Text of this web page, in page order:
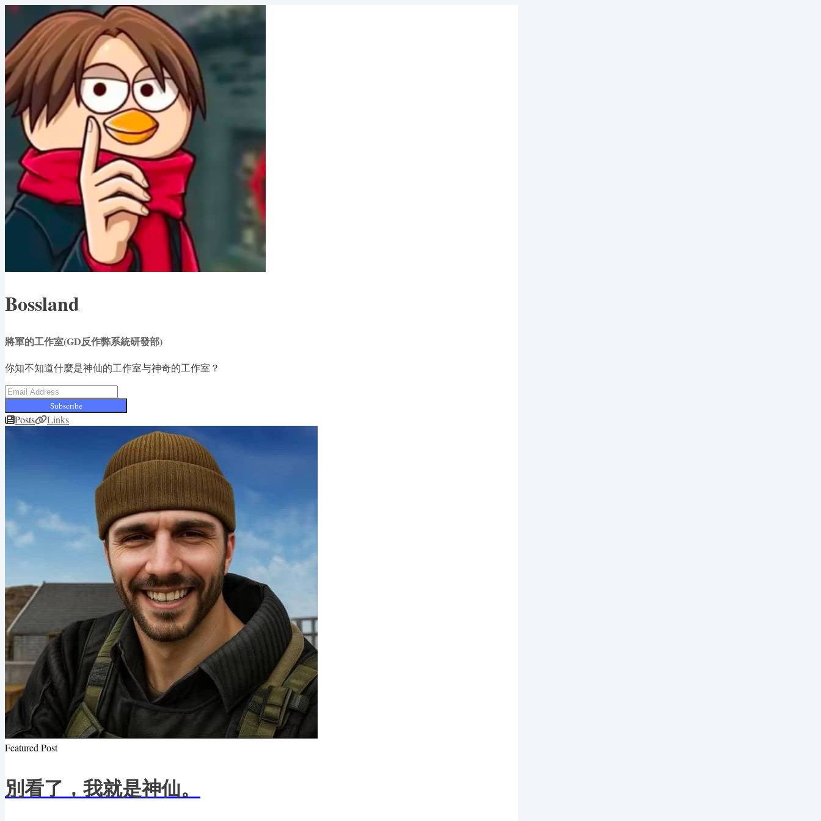
Bossland
將軍的工作室(GD反作弊系統研發部)
你知不知道什麼是神仙的工作室与神奇的工作室？
Subscribe
Posts Links
Featured Post
別看了，我就是神仙。